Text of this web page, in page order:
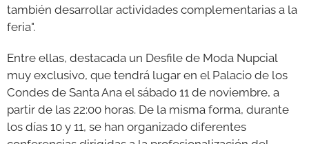
también desarrollar actividades complementarias a la
feria".
Entre ellas, destacada un Desfile de Moda Nupcial
muy exclusivo, que tendrá lugar en el Palacio de los
Condes de Santa Ana el sábado 11 de noviembre, a
partir de las 22:00 horas. De la misma forma, durante
los días 10 y 11, se han organizado diferentes